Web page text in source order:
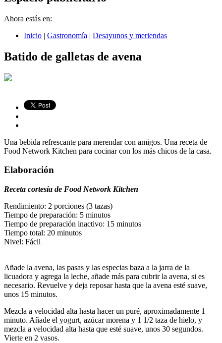
Ahora estás en:
Inicio | Gastronomía | Desayunos y meriendas
Batido de galletas de avena
Una bebida refrescante para merendar con amigos. Una receta de
Food Network Kitchen para cocinar con los más chicos de la casa.
Elaboración
Receta cortesía de Food Network Kitchen
Rendimiento: 2 porciones (3 tazas)
Tiempo de preparación: 5 minutos
Tiempo de preparación inactivo: 15 minutos
Tiempo total: 20 minutos
Nivel: Fácil
Añade la avena, las pasas y las especias baza a la jarra de la
licuadora y agrega la leche, añade más para cubrir la avena, si es
necesario. Revuelve y deja reposar hasta que la avena esté suave,
unos 15 minutos.
Mezcla a velocidad alta hasta hacer un puré, aproximadamente 1
minuto. Añade el yogurt, azúcar morena y 1 1/2 taza de hielo, y
mezcla a velocidad alta hasta que esté suave, unos 30 segundos.
Vierte en 2 vasos.